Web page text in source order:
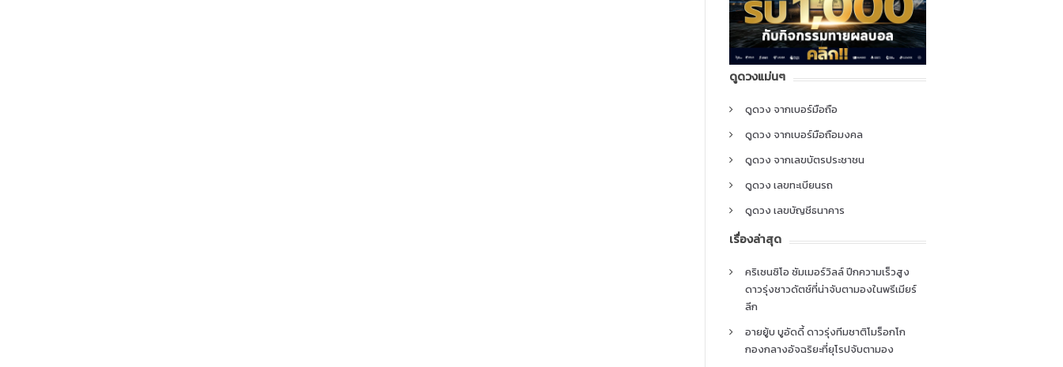
ดูดวงแม่นๆ
ดูดวง จากเบอร์มือถือ
ดูดวง จากเบอร์มือถือมงคล
ดูดวง จากเลขบัตรประชาชน
ดูดวง เลขทะเบียนรถ
ดูดวง เลขบัญชีธนาคาร
เรื่องล่าสุด
คริเซนซิโอ ซัมเมอร์วิลล์ ปีกความเร็วสูง
ดาวรุ่งชาวดัตช์ที่น่าจับตามองในพรีเมียร์
ลีก
อายยู้บ บูอัดดี้ ดาวรุ่งทีมชาติโมร็อกโก
กองกลางอัจฉริยะที่ยุโรปจับตามอง